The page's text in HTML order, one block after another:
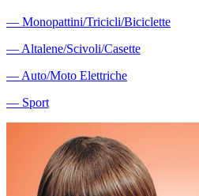
― Monopattini/Tricicli/Biciclette
― Altalene/Scivoli/Casette
― Auto/Moto Elettriche
― Sport